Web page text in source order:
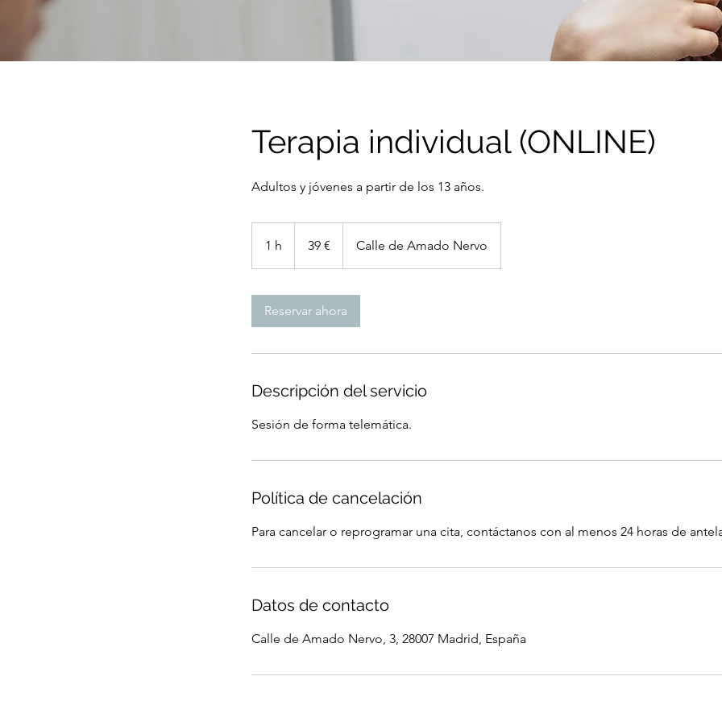
Terapia individual (ONLINE)
Adultos y jóvenes a partir de los 13 años.
1 h 39 € Calle de Amado Nervo
Reservar ahora
Descripción del servicio
Sesión de forma telemática.
Política de cancelación
Para cancelar o reprogramar una cita, contáctanos con al menos 24 horas de
Datos de contacto
Calle de Amado Nervo, 3, 28007 Madrid, España